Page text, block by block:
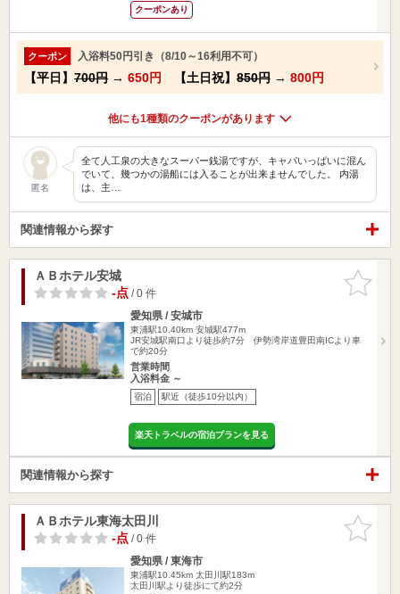
クーポンあり
クーポン 入浴料50円引き（8/10～16利用不可）
【平日】 700円 → 650円 【土日祝】 850円 → 800円
他にも1種類のクーポンがあります
匿名
全て人工泉の大きなスーパー銭湯ですが、キャパいっぱいに混ん
でいて、幾つかの湯船には入ることが出来ませんでした。 内湯
は、主…
関連情報から探す
お気に入
りに追加
ＡＢホテル安城
-点/ 0 件
愛知県 / 安城市
東浦駅10.40km 安城駅477m
JR安城駅南口より徒歩約7分 伊勢湾岸道豊田南ICより車
で約20分
営業時間
入浴料金 ～
宿泊 駅近（徒歩10分以内）
楽天トラベルの宿泊プランを見る
関連情報から探す
お気に入
りに追加
ＡＢホテル東海太田川
-点/ 0 件
愛知県 / 東海市
東浦駅10.45km 太田川駅183m
太田川駅より徒歩にて約2分